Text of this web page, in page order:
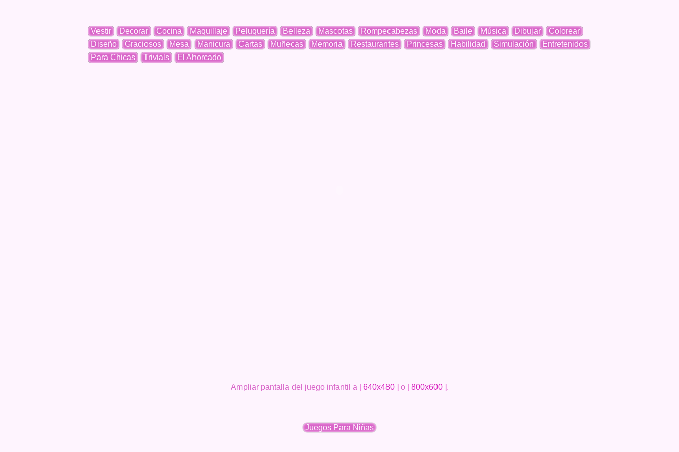
Vestir Decorar Cocina Maquillaje Peluquería Belleza Mascotas Rompecabezas Moda Baile Música Dibujar
Colorear
Diseño
Graciosos Mesa Manicura Cartas Muñecas Memoria Restaurantes Princesas Habilidad Simulación
Entretenidos
Para Chicas
Trivials El Ahorcado
Ampliar pantalla del juego infantil a [ 640x480 ] o [ 800x600 ].
Juegos Para Niñas